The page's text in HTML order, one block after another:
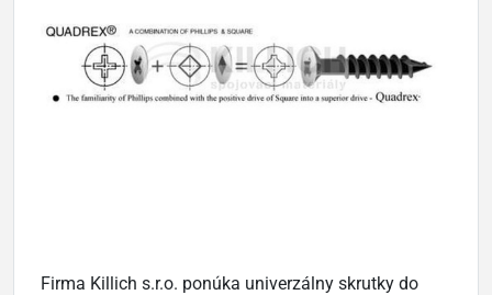
Firma Killich s.r.o. ponúka univerzálny skrutky do